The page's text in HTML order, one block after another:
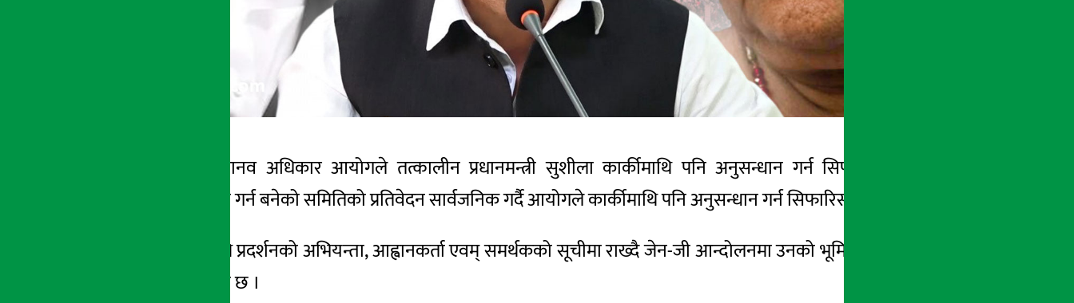
काठमाडौँ । राष्ट्रिय मानव अधिकार आयोगले तत्कालीन प्रधानमन्त्री सुशीलाकार्कीमाथिपनि अनुसन्धान गर्न सिफारिस गरेको छ ।
आन्दोलनबारे छानबिन गर्न बनेको समितिको प्रतिवेदन सार्वजनिक गर्दै आयोगलेकार्कीमाथिपनि अनुसन्धान गर्न सिफारिस गरेको हो ।
कार्कीमाथिप्रदर्शनको अभियन्ता,आह्वानकर्ताएवम् समर्थकको सूचीमा राख्दैजेन-जीआन्दोलनमा उनकोभूमिकाबारे
गर्न सिफारिस गरिएको छ ।